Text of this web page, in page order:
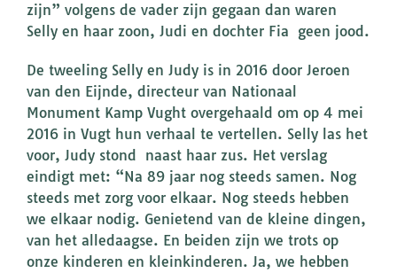
zijn” volgens de vader zijn gegaan dan waren
Selly en haar zoon, Judi en dochter Fia geen jood.
De tweeling Selly en Judy is in 2016 door Jeroen
van den Eijnde, directeur van Nationaal
Monument Kamp Vught overgehaald om op 4 mei
2016 in Vugt hun verhaal te vertellen. Selly las het
voor, Judy stond naast haar zus. Het verslag
eindigt met: “Na 89 jaar nog steeds samen. Nog
steeds met zorg voor elkaar. Nog steeds hebben
we elkaar nodig. Genietend van de kleine dingen,
van het alledaagse. En beiden zijn we trots op
onze kinderen en kleinkinderen. Ja, we hebben